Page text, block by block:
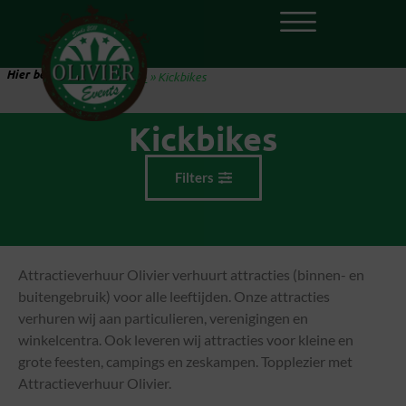
Hier ben je: Home »Kickbikes
Kickbikes
Filters
Attractieverhuur Olivier verhuurt attracties (binnen- en
buitengebruik) voor alle leeftijden. Onze attracties
verhuren wij aan particulieren, verenigingen en
winkelcentra. Ook leveren wij attracties voor kleine en
grote feesten, campings en zeskampen. Topplezier met
Attractieverhuur Olivier.